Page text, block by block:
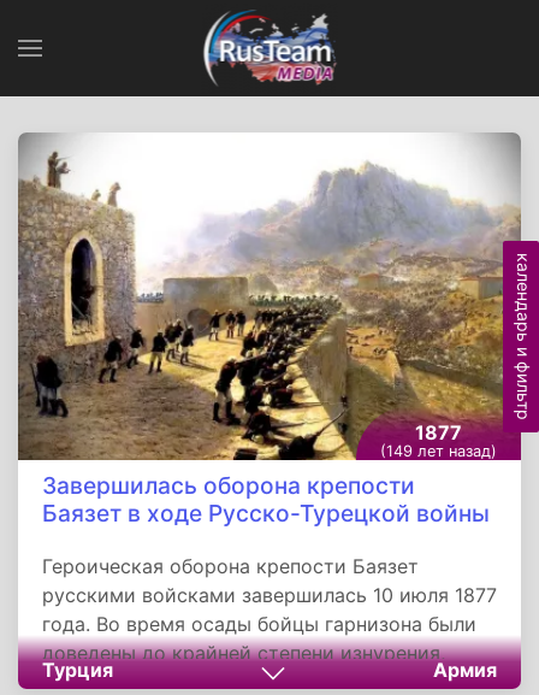
1877
(149 лет назад)
Завершилась оборона крепости
Баязет в ходе Русско-Турецкой войны
Героическая оборона крепости Баязет
русскими войсками завершилась 10 июля 1877
года. Во время осады бойцы гарнизона были
доведены до крайней степени изнурения,
которая требовала длительного
Турция Армия
календарь и фильтр